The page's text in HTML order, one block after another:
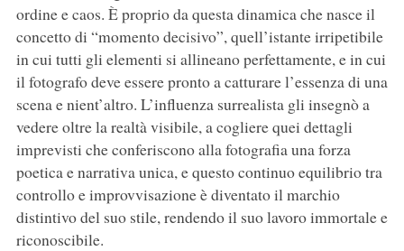
ordine e caos. È proprio da questa dinamica che nasce il
concetto di “momento decisivo”, quell’istante irripetibile
in cui tutti gli elementi si allineano perfettamente, e in cui
il fotografo deve essere pronto a catturare l’essenza di una
scena e nient’altro. L’influenza surrealista gli insegnò a
vedere oltre la realtà visibile, a cogliere quei dettagli
imprevisti che conferiscono alla fotografia una forza
poetica e narrativa unica, e questo continuo equilibrio tra
controllo e improvvisazione è diventato il marchio
distintivo del suo stile, rendendo il suo lavoro immortale e
riconoscibile.